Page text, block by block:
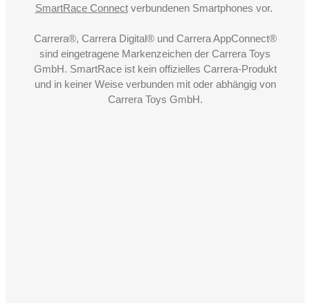
SmartRace Connectverbundenen Smartphones vor.
Carrera®, Carrera Digital® und Carrera AppConnect®
sind eingetragene Markenzeichen der Carrera Toys
GmbH. SmartRace ist kein offizielles Carrera-Produkt
und in keiner Weise verbunden mit oder abhängig von
Carrera Toys GmbH.